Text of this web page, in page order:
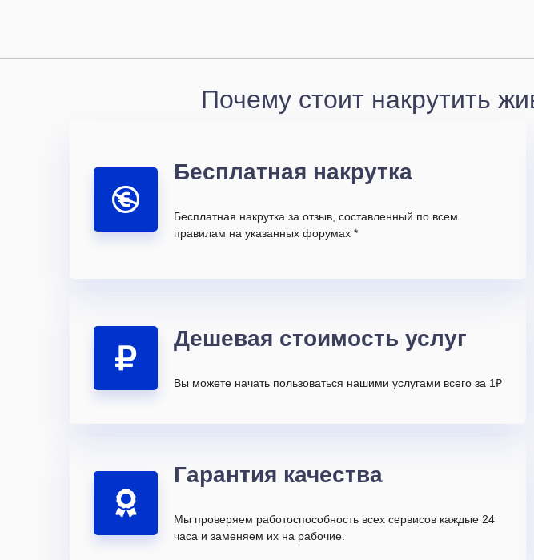
Почему стоит накрутить
Бесплатная накрутка
Бесплатная накрутка за отзыв, составленный по всем
правилам на указанных форумах *
Дешевая стоимость услуг
Вы можете начать пользоваться нашими услугами всего за 1₽
Гарантия качества
Мы проверяем работоспособность всех сервисов каждые 24
часа и заменяем их на рабочие.